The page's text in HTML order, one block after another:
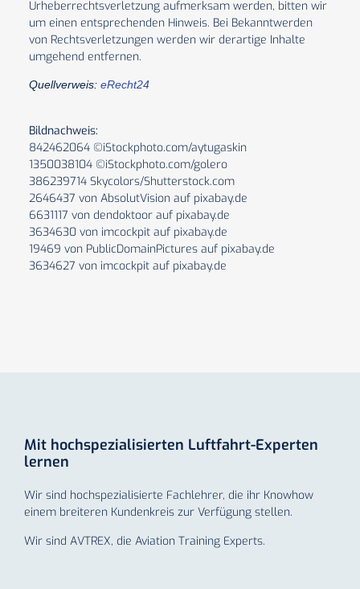
Urheberrechtsverletzung aufmerksam werden, bitten wir
um einen entsprechenden Hinweis. Bei Bekanntwerden
von Rechtsverletzungen werden wir derartige Inhalte
umgehend entfernen.
Quellverweis: eRecht24
Bildnachweis:
842462064 ©iStockphoto.com/aytugaskin
1350038104 ©iStockphoto.com/golero
386239714 Skycolors/Shutterstock.com
2646437 von AbsolutVision auf pixabay.de
6631117 von dendoktoor auf pixabay.de
3634630 von imcockpit auf pixabay.de
19469 von PublicDomainPictures auf pixabay.de
3634627 von imcockpit auf pixabay.de
Mit hochspezialisierten Luftfahrt-Experten
lernen
Wir sind hochspezialisierte Fachlehrer, die ihr Knowhow
einem breiteren Kundenkreis zur Verfügung stellen.
Wir sind AVTREX, die Aviation Training Experts.